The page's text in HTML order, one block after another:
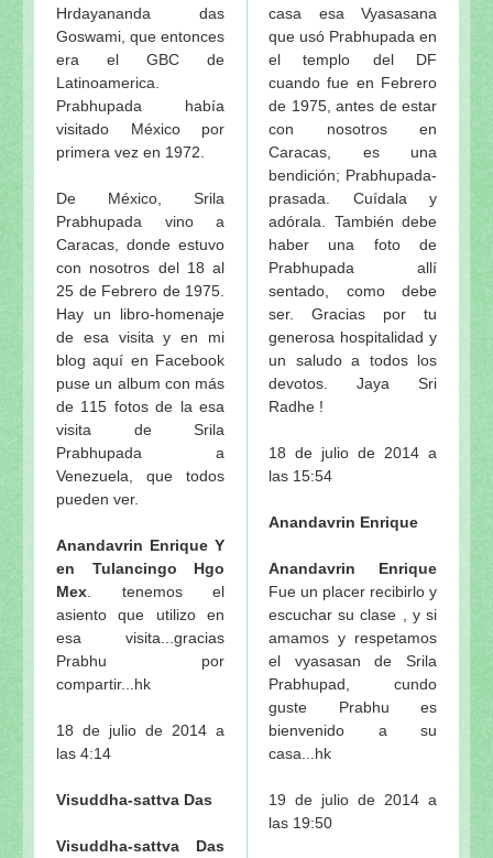
Hrdayananda das
Goswami, que entonces
era el GBC de
Latinoamerica.
Prabhupada había
visitado México por
primera vez en 1972.
De México, Srila
Prabhupada vino a
Caracas, donde estuvo
con nosotros del 18 al
25 de Febrero de 1975.
Hay un libro-homenaje
de esa visita y en mi
blog aquí en Facebook
puse un album con más
de 115 fotos de la esa
visita de Srila
Prabhupada a
Venezuela, que todos
pueden ver.
Anandavrin Enrique Y
en Tulancingo Hgo
Mex . tenemos el
asiento que utilizo en
esa visita...gracias
Prabhu por
compartir...hk
18 de julio de 2014 a
las 4:14
Visuddha-sattva Das
Visuddha-sattva Das
casa esa Vyasasana
que usó Prabhupada en
el templo del DF
cuando fue en Febrero
de 1975, antes de estar
con nosotros en
Caracas, es una
bendición; Prabhupada-
prasada. Cuídala y
adórala. También debe
haber una foto de
Prabhupada allí
sentado, como debe
ser. Gracias por tu
generosa hospitalidad y
un saludo a todos los
devotos. Jaya Sri
Radhe !
18 de julio de 2014 a
las 15:54
Anandavrin Enrique
Anandavrin Enrique
Fue un placer recibirlo y
escuchar su clase , y si
amamos y respetamos
el vyasasan de Srila
Prabhupad, cundo
guste Prabhu es
bienvenido a su
casa...hk
19 de julio de 2014 a
las 19:50